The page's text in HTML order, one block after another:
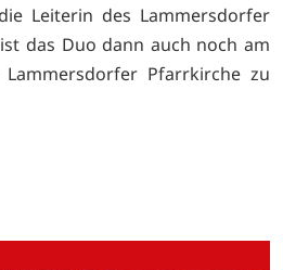
Leiterin des Lammersdorfer
das Duo dann auch noch am
Pfarrkirche zu